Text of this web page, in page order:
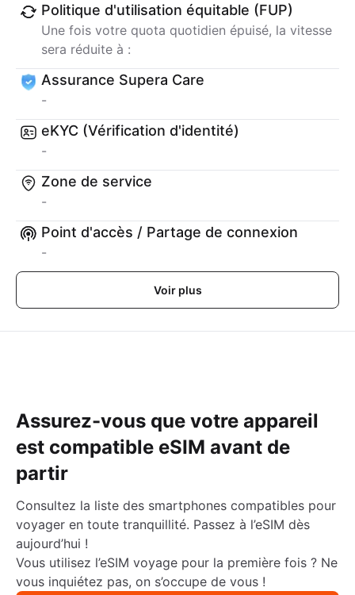
Politique d'utilisation équitable (FUP)
Une fois votre quota quotidien épuisé, la vitesse
sera réduite à :
Assurance Supera Care
-
eKYC (Vérification d'identité)
-
Zone de service
-
Point d'accès / Partage de connexion
-
Voir plus
Assurez-vous que votre appareil
est compatible eSIM avant de
partir
Consultez la liste des smartphones compatibles pour
voyager en toute tranquillité. Passez à l’eSIM dès
aujourd’hui !
Vous utilisez l’eSIM voyage pour la première fois ? Ne
vous inquiétez pas, on s’occupe de vous !